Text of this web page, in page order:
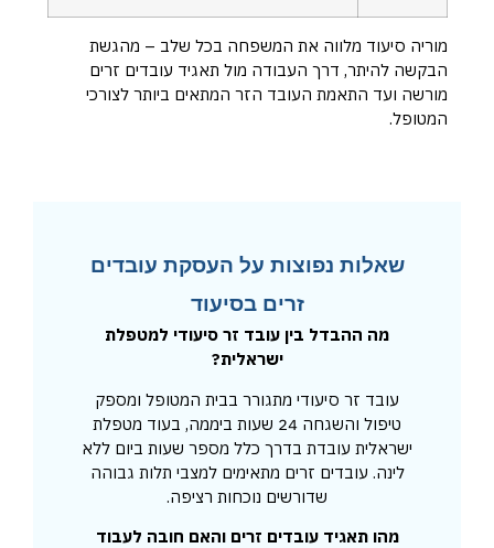
מוריה סיעוד מלווה את המשפחה בכל שלב – מהגשת
הבקשה להיתר, דרך העבודה מול תאגיד עובדים זרים
מורשה ועד התאמת העובד הזר המתאים ביותר לצורכי
המטופל.
שאלות נפוצות על העסקת עובדים
זרים בסיעוד
מה ההבדל בין עובד זר סיעודי למטפלת
ישראלית?
עובד זר סיעודי מתגורר בבית המטופל ומספק
טיפול והשגחה 24 שעות ביממה, בעוד מטפלת
ישראלית עובדת בדרך כלל מספר שעות ביום ללא
לינה. עובדים זרים מתאימים למצבי תלות גבוהה
שדורשים נוכחות רציפה.
מהו תאגיד עובדים זרים והאם חובה לעבוד